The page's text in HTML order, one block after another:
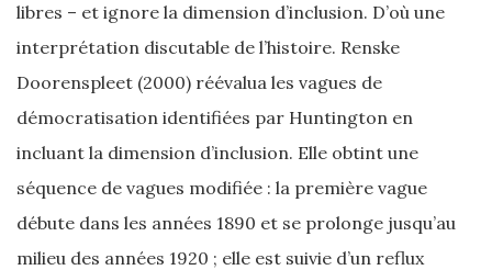
libres – et ignore la dimension d’inclusion. D’où une
interprétation discutable de l’histoire. Renske
Doorenspleet (2000) réévalua les vagues de
démocratisation identifiées par Huntington en
incluant la dimension d’inclusion. Elle obtint une
séquence de vagues modifiée : la première vague
débute dans les années 1890 et se prolonge jusqu’au
milieu des années 1920 ; elle est suivie d’un reflux